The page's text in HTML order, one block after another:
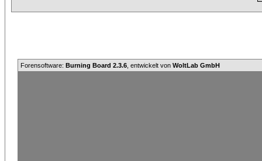
Forensoftware: Burning Board 2.3.6 , entwickelt von WoltLab GmbH